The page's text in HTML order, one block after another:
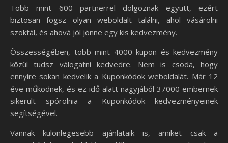
Több mint 600 partnerrel dolgoznak együtt, ezért
biztosan fogsz olyan weboldalt találni, ahol vásárolni
szoktál, és ahová jól jönne egy kis kedvezmény.
Összességében, több mint 4000 kupon és kedvezmény
közül tudsz válogatni kedvedre. Nem is csoda, hogy
ennyire sokan kedvelik a Kuponkódok weboldalát. Már 12
éve működnek, és ez idő alatt nagyjából 37000 embernek
sikerült spórolnia a Kuponkódok kedvezményeinek
segítségével.
Vannak különlegesebb ajánlataik is, amiket csak a